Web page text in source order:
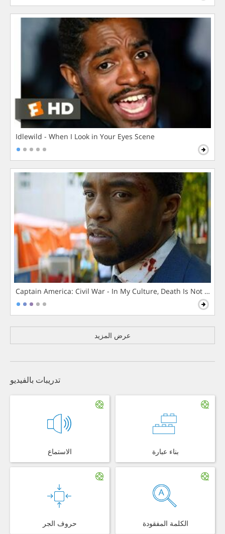
Idlewild - When I Look in Your Eyes Scene
Captain America: Civil War - In My Culture, Death Is Not The
عرض المزيد
تدريبات بالفيديو
الاستماع بناء عبارة
حروف الجر الكلمة المفقودة